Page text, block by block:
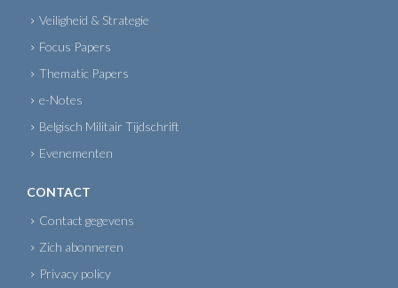
Veiligheid & Strategie
Focus Papers
Thematic Papers
e-Notes
Belgisch Militair Tijdschrift
Evenementen
CONTACT
Contact gegevens
Zich abonneren
Privacy policy